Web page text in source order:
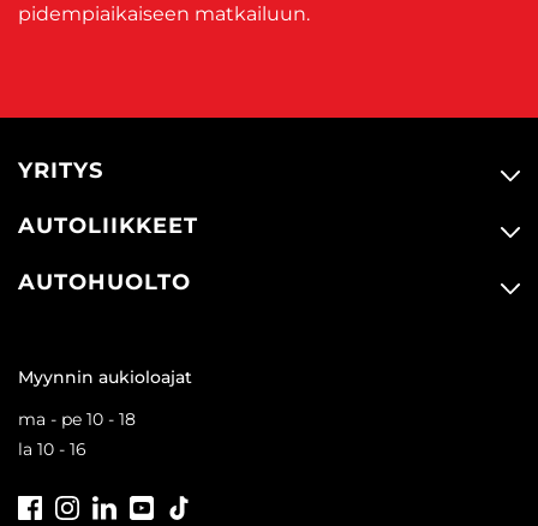
pidempiaikaiseen matkailuun.
YRITYS
AUTOLIIKKEET
AUTOHUOLTO
Myynnin aukioloajat
ma - pe 10 - 18
la 10 - 16
FacebookInstagramLinkedInYoutube